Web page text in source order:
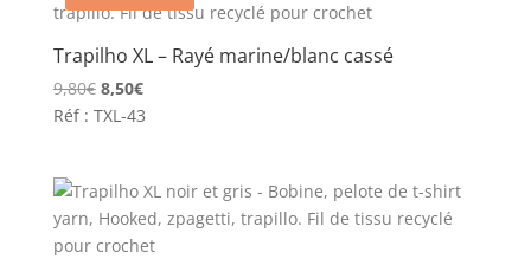
Trapilho XL – Rayé marine/blanc cassé
9,80€ Le
prix
9,80€.
8,50€Le
prix
8,50€.
Réf : TXL-43